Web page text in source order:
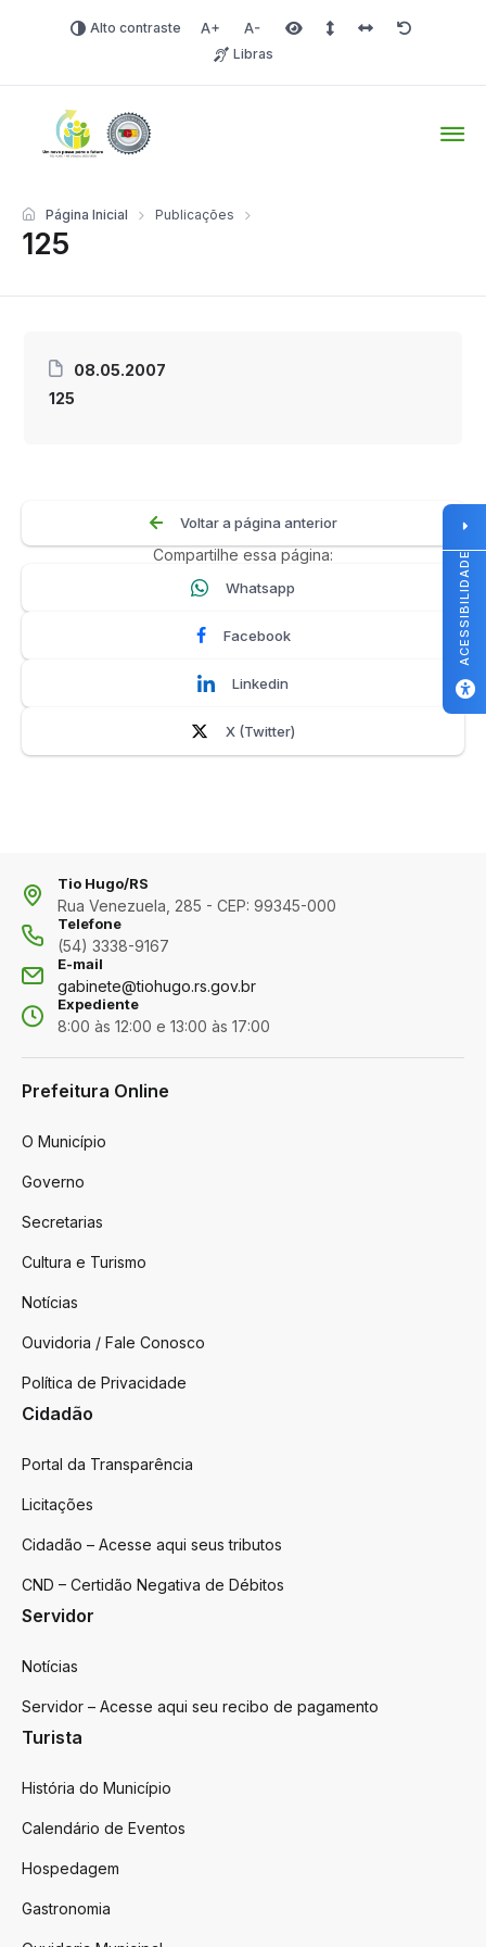
Alto contraste Aumentar fonte
Diminuir fonteÁrea selecionada
Espaçamento de linha
Espaço dos
Redefinir
Libras
125
Página Inicial Publicações
08.05.2007
125
Voltar a página anterior
Compartilhe essa página:
Whatsapp
Facebook
Linkedin
X (Twitter)
Tio Hugo/RS
Rua Venezuela, 285 - CEP: 99345-000
Telefone
(54) 3338-9167
E-mail
gabinete@tiohugo.rs.gov.br
Expediente
8:00 às 12:00 e 13:00 às 17:00
Prefeitura Online
O Município
Governo
Secretarias
Cultura e Turismo
Notícias
Ouvidoria / Fale Conosco
Política de Privacidade
Cidadão
Portal da Transparência
Licitações
Cidadão – Acesse aqui seus tributos
CND – Certidão Negativa de Débitos
Servidor
Notícias
Servidor – Acesse aqui seu recibo de pagamento
Turista
História do Município
Calendário de Eventos
Hospedagem
Gastronomia
ACESSIBILIDADE